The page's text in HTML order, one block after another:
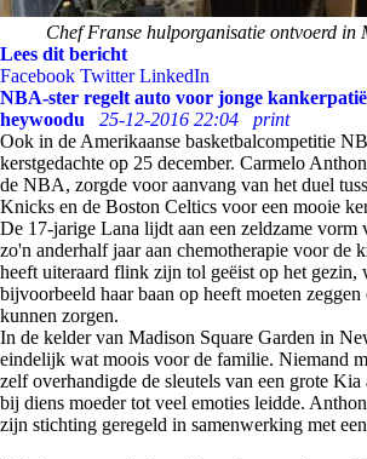
Chef Franse hulporganisatie ontvoerd
Lees dit bericht
Facebook Twitter LinkedIn
NBA-ster regelt auto voor jonge
heywoodu
25-12-2016 22:04
print
Ook in de Amerikaanse basketbalcompetitie
kerstgedachte op 25 december. Carmelo
de NBA, zorgde voor aanvang van het duel
Knicks en de Boston Celtics voor een mooie
De 17-jarige Lana lijdt aan een zeldzame vorm
zo'n anderhalf jaar aan chemotherapie voor de
heeft uiteraard flink zijn tol geëist op het gezin,
bijvoorbeeld haar baan op heeft moeten
kunnen zorgen.
In de kelder van Madison Square Garden in
eindelijk wat moois voor de familie. Niemand
zelf overhandigde de sleutels van een grote
bij diens moeder tot veel emoties leidde.
zijn stichting geregeld in samenwerking met